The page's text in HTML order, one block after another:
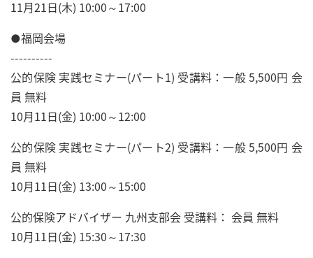
11月21日(木) 10:00～17:00
●福岡会場
----------
公的保険 実践セミナー(パート1) 受講料：一般 5,500円 会
員 無料
10月11日(金) 10:00～12:00
公的保険 実践セミナー(パート2) 受講料：一般 5,500円 会
員 無料
10月11日(金) 13:00～15:00
公的保険アドバイザー 九州支部会 受講料： 会員 無料
10月11日(金) 15:30～17:30